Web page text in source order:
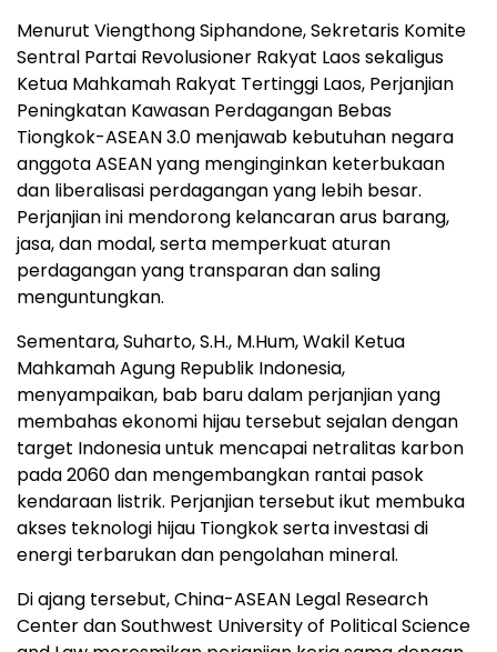
Menurut Viengthong Siphandone, Sekretaris Komite
Sentral Partai Revolusioner Rakyat Laos sekaligus
Ketua Mahkamah Rakyat Tertinggi Laos, Perjanjian
Peningkatan Kawasan Perdagangan Bebas
Tiongkok-ASEAN 3.0 menjawab kebutuhan negara
anggota ASEAN yang menginginkan keterbukaan
dan liberalisasi perdagangan yang lebih besar.
Perjanjian ini mendorong kelancaran arus barang,
jasa, dan modal, serta memperkuat aturan
perdagangan yang transparan dan saling
menguntungkan.
Sementara, Suharto, S.H., M.Hum, Wakil Ketua
Mahkamah Agung Republik Indonesia,
menyampaikan, bab baru dalam perjanjian yang
membahas ekonomi hijau tersebut sejalan dengan
target Indonesiauntuk mencapai netralitas karbon
pada 2060 dan mengembangkan rantai pasok
kendaraan listrik. Perjanjian tersebut ikut membuka
akses teknologi hijau Tiongkok serta investasi di
energi terbarukan dan pengolahan mineral.
Di ajang tersebut, China-ASEAN Legal Research
Center dan Southwest University of Political Science